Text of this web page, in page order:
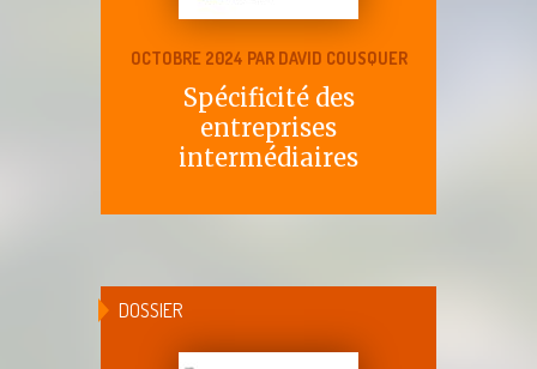
OCTOBRE 2024 PAR DAVID COUSQUER
Spécificité des
entreprises
intermédiaires
DOSSIER